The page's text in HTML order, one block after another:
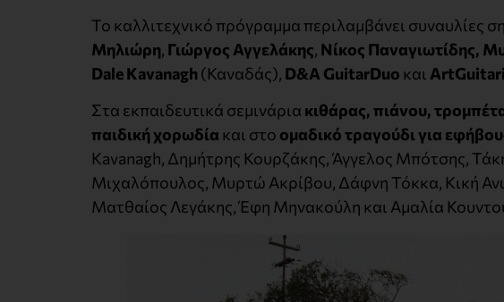
Το καλλιτεχνικό πρόγραμμα περιλαμβάνει συναυλίες
Μηλιώρη, Γιώργος Αγγελάκης, Νίκος Παναγιωτίδης,
Dale Kavanagh (Καναδάς), D&A GuitarDuo και
Στα εκπαιδευτικά σεμινάρια κιθάρας, πιάνου,
παιδική χορωδία και στο ομαδικό τραγούδι για
Kavanagh, Δημήτρης Κουρζάκης, Άγγελος Μπότσης,
Μιχαλόπουλος, Μυρτώ Ακρίβου, Δάφνη Τόκκα, Κική
Ματθαίος Λεγάκης, Έφη Μηνακούλη και Αμαλία